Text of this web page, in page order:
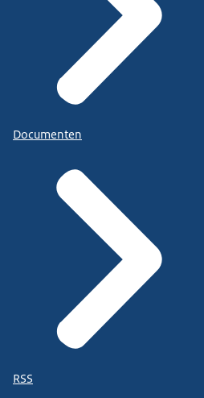
Documenten
RSS